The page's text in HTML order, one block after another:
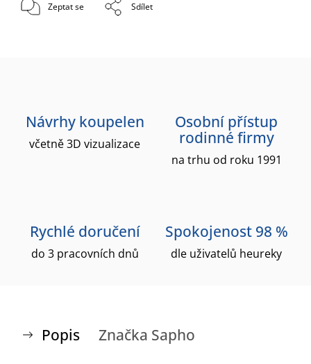
Zeptat se Sdílet
Návrhy koupelen
včetně 3D vizualizace
Osobní přístup
rodinné firmy
na trhu od roku 1991
Rychlé doručení
do 3 pracovních dnů
Spokojenost 98 %
dle uživatelů heureky
Popis Značka Sapho